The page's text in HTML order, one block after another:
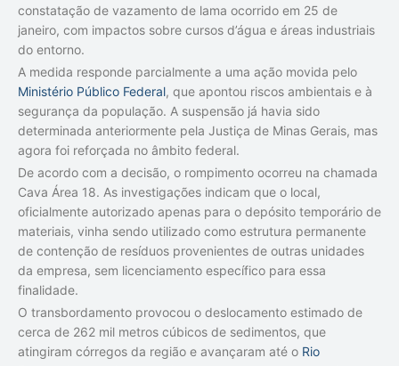
constatação de vazamento de lama ocorrido em 25 de
janeiro, com impactos sobre cursos d’água e áreas industriais
do entorno.
A medida responde parcialmente a uma ação movida pelo
Ministério Público Federal, que apontou riscos ambientais e à
segurança da população. A suspensão já havia sido
determinada anteriormente pela Justiça de Minas Gerais, mas
agora foi reforçada no âmbito federal.
De acordo com a decisão, o rompimento ocorreu na chamada
Cava Área 18. As investigações indicam que o local,
oficialmente autorizado apenas para o depósito temporário de
materiais, vinha sendo utilizado como estrutura permanente
de contenção de resíduos provenientes de outras unidades
da empresa, sem licenciamento específico para essa
finalidade.
O transbordamento provocou o deslocamento estimado de
cerca de 262 mil metros cúbicos de sedimentos, que
atingiram córregos da região e avançaram até o Rio